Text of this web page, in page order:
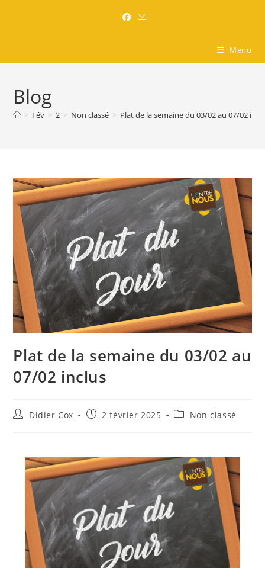
Menu
Blog
> Fév > 2 > Non classé > Plat de la semaine du 03/02 au 07/02
Plat de la semaine du 03/02 au
07/02 inclus
Didier Cox 2 février 2025 Non classé